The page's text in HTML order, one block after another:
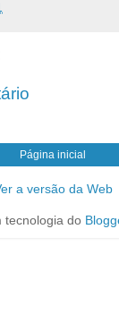
Página inicial
a versão da Web
tecnologia do